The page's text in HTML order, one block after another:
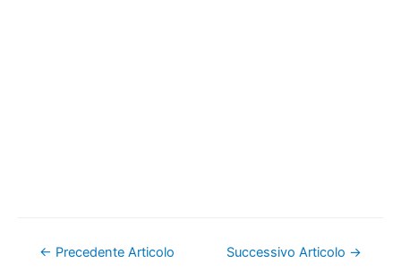
Navigazione
← Precedente Articolo Successivo Articolo →